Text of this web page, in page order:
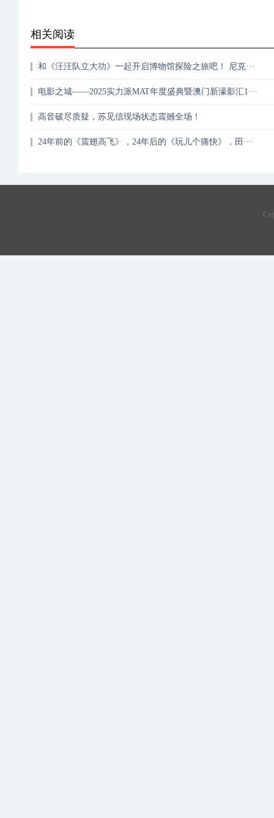
相关阅读
和《汪汪队立大功》一起开启博物馆探险之旅吧！ 尼克···
电影之城——2025实力派MAT年度盛典暨澳门新濠影汇1···
高音破尽质疑，苏见信现场状态震撼全场！
24年前的《震翅高飞》，24年后的《玩儿个痛快》，田···